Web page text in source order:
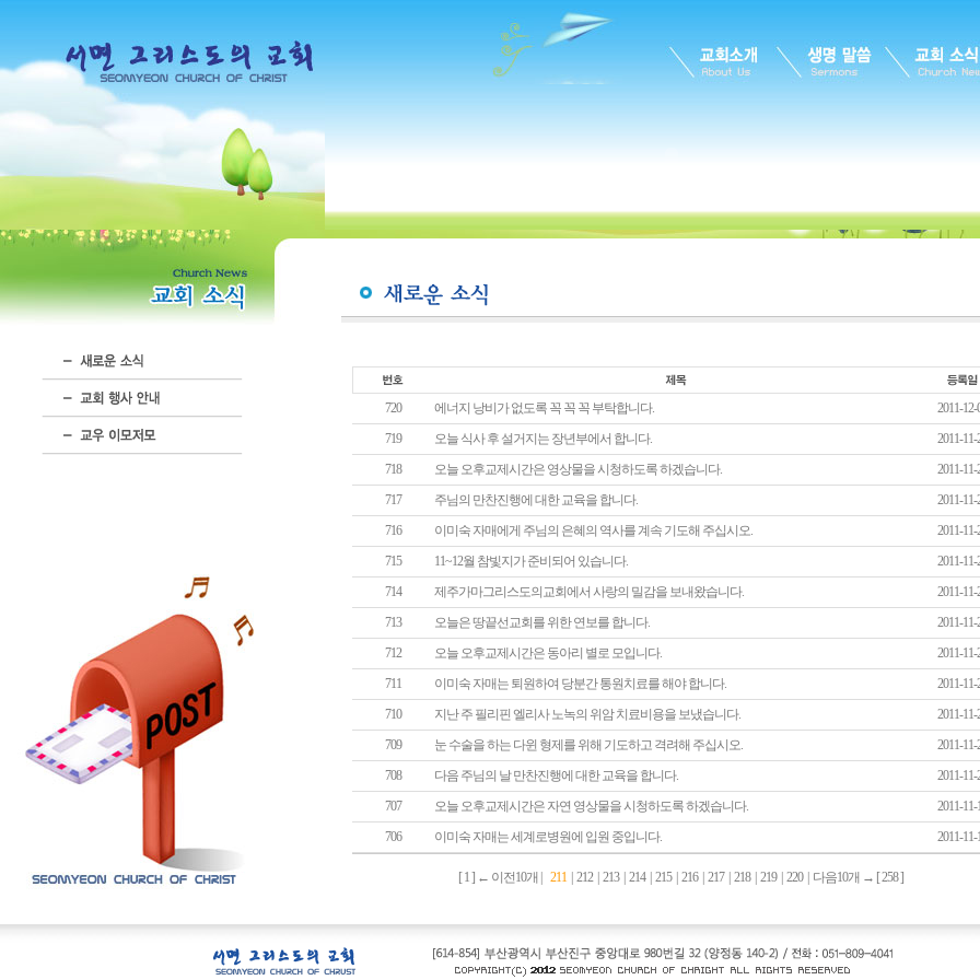
720 에너지 낭비가 없도록 꼭 꼭 꼭 부탁합니다.
2011-12-
719
오늘 식사 후 설거지는 장년부에서 합니다.
2011-11-
718
오늘 오후교제시간은 영상물을 시청하도록 하겠습니다.
2011-11-
717
주님의 만찬진행에 대한 교육을 합니다.
2011-11-
716
이미숙 자매에게 주님의 은혜의 역사를 계속 기도해 주십시오.
2011-11-
715
11~12월 참빛지가 준비되어 있습니다.
2011-11-
714
제주가마그리스도의교회에서 사랑의 밀감을 보내왔습니다.
2011-11-
713
오늘은 땅끝선교회를 위한 연보를 합니다.
2011-11-
712
오늘 오후교제시간은 동아리 별로 모입니다.
2011-11-
711
이미숙 자매는 퇴원하여 당분간 통원치료를 해야 합니다.
2011-11-
710
지난 주 필리핀 엘리사 노녹의 위암 치료비용을 보냈습니다.
2011-11-
709
눈 수술을 하는 다윈 형제를 위해 기도하고 격려해 주십시오.
2011-11-
708
다음 주님의 날 만찬진행에 대한 교육을 합니다.
2011-11-
707
오늘 오후교제시간은 자연 영상물을 시청하도록 하겠습니다.
2011-11-
706
이미숙 자매는 세계로병원에 입원 중입니다. 2011-11-
[1] ← 이전10개 211| 212| 213| 214| 215| 216| 217| 218| 219| 220| 다음10개 → [258]